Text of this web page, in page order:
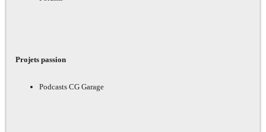
Projets passion
Podcasts CG Garage